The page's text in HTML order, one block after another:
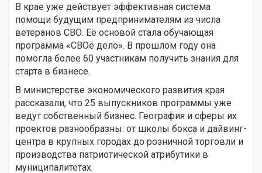
В крае уже действует эффективная система
помощи будущим предпринимателям из числа
ветеранов СВО. Её основой стала обучающая
программа «СВОё дело». В прошлом году она
помогла более 60 участникам получить знания для
старта в бизнесе.
В министерстве экономического развития края
рассказали, что 25 выпускников программы уже
ведут собственный бизнес. География и сферы их
проектов разнообразны: от школы бокса и дайвинг-
центра в крупных городах до розничной торговли и
производства патриотической атрибутики в
муниципалитетах.